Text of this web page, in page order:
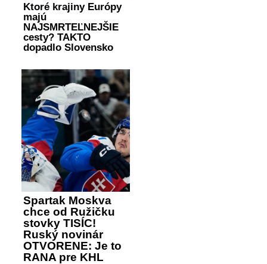
Ktoré krajiny Európy
majú
NAJSMRTEĽNEJŠIE
cesty? TAKTO
dopadlo Slovensko
Spartak Moskva
chce od Ružičku
stovky TISÍC!
Ruský novinár
OTVORENE: Je to
RANA pre KHL